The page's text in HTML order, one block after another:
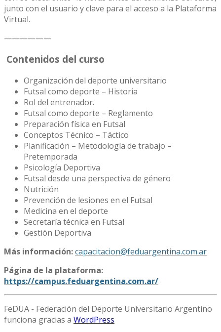
junto con el usuario y clave para el acceso a la Plataforma
Virtual.
——————
Contenidos del curso
Organización del deporte universitario
Futsal como deporte – Historia
Rol del entrenador.
Futsal como deporte – Reglamento
Preparación física en Futsal
Conceptos Técnico – Táctico
Planificación – Metodología de trabajo –
Pretemporada
Psicología Deportiva
Futsal desde una perspectiva de género
Nutrición
Prevención de lesiones en el Futsal
Medicina en el deporte
Secretaría técnica en Futsal
Gestión Deportiva
Más información:capacitacion@feduargentina.com.ar
Página de la plataforma:
https://campus.feduargentina.com.ar/
FeDUA - Federación del Deporte Universitario Argentino
funciona gracias a WordPress